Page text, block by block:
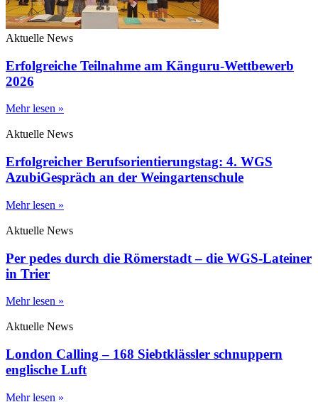
Aktuelle News
Erfolgreiche Teilnahme am Känguru-Wettbewerb
2026
Mehr lesen »
Aktuelle News
Erfolgreicher Berufsorientierungstag: 4. WGS
AzubiGespräch an der Weingartenschule
Mehr lesen »
Aktuelle News
Per pedes durch die Römerstadt – die WGS-Lateiner
in Trier
Mehr lesen »
Aktuelle News
London Calling – 168 Siebtklässler schnuppern
englische Luft
Mehr lesen »